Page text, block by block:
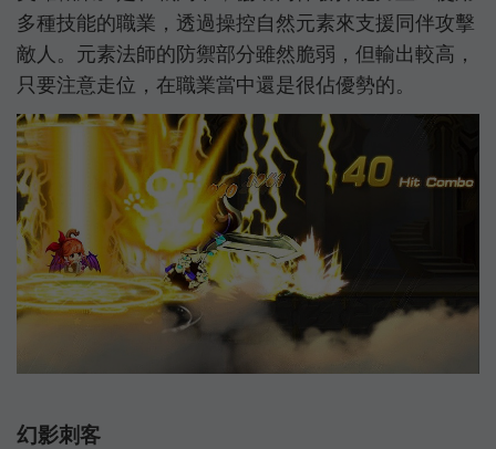
多種技能的職業，透過操控自然元素來支援同伴攻擊
敵人。元素法師的防禦部分雖然脆弱，但輸出較高，
只要注意走位，在職業當中還是很佔優勢的。
幻影刺客